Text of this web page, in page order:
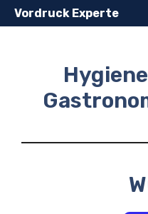
Zum
Inhalt
Vordruck Experte